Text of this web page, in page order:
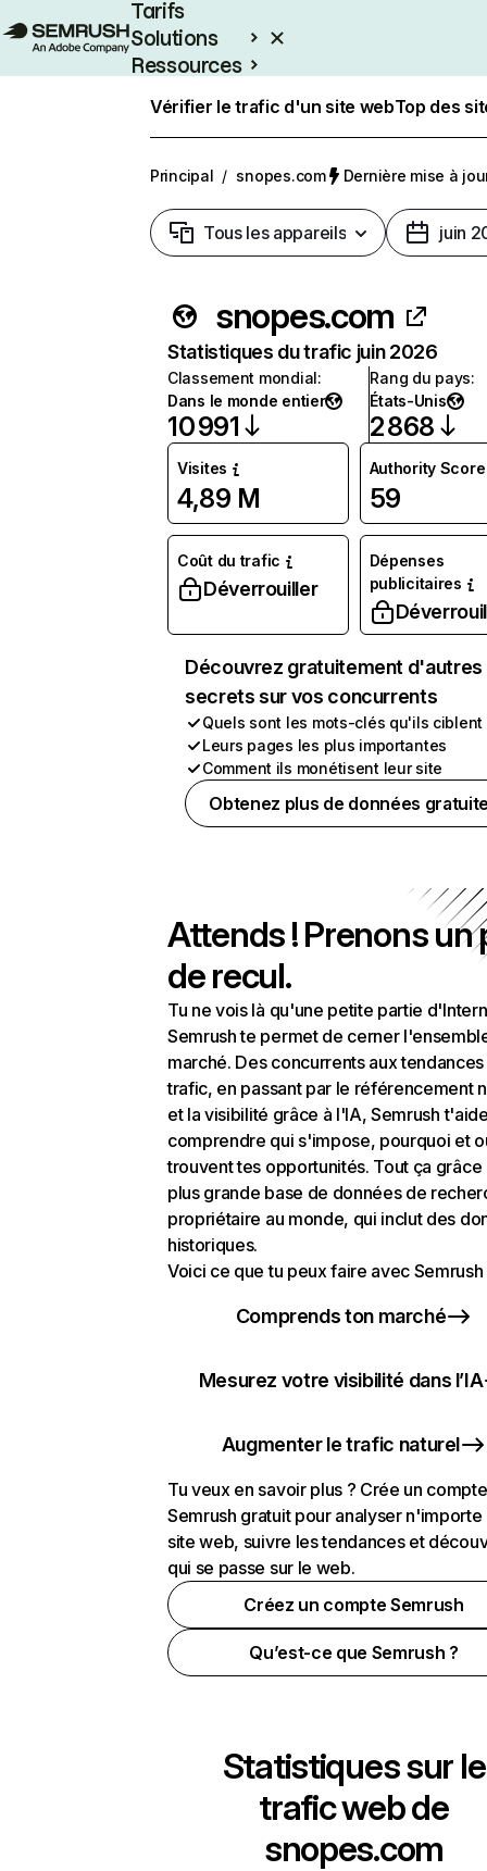
Tarifs
Solutions
Ressources
Vérifier le trafic d'un site webTop des
Principal / snopes.com Dernière mise à
Tous les appareils juin
snopes.com
Statistiques du trafic juin 2026
Classement mondial:
Dans le monde entier
10 991
Rang du pays:
États-Unis
2 868
Visites
4,89 M
Authority Score
59
Coût du trafic
Déverrouiller
Dépenses
publicitaires
Découvrez gratuitement d'autres
secrets sur vos concurrents
Quels sont les mots-clés qu'ils ciblent
Leurs pages les plus importantes
Comment ils monétisent leur site
Obtenez plus de données
Attends ! Prenons un
de recul.
Tu ne vois là qu'une petite partie
Semrush te permet de cerner
marché. Des concurrents aux
trafic, en passant par le référencement
et la visibilité grâce à l'IA, Semrush
comprendre qui s'impose, pourquoi et
trouvent tes opportunités. Tout ça grâce
plus grande base de données de
propriétaire au monde, qui inclut des
historiques.
Voici ce que tu peux faire avec Semrush
Comprends ton marché
Mesurez votre visibilité dans l’IA
Augmenter le trafic naturel
Tu veux en savoir plus ? Crée un compte
Semrush gratuit pour analyser n'importe
site web, suivre les tendances et
qui se passe sur le web.
Créez un compte Semrush
Qu’est-ce que Semrush ?
Statistiques sur le
trafic web de
snopes.com